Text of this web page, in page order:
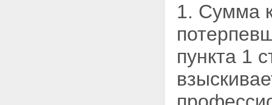
1. Сумма
пункта 1